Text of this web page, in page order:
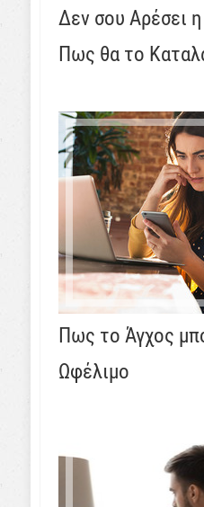
Δεν σου Αρέσει
Πως θα το
Πως το Άγχος
Ωφέλιμο